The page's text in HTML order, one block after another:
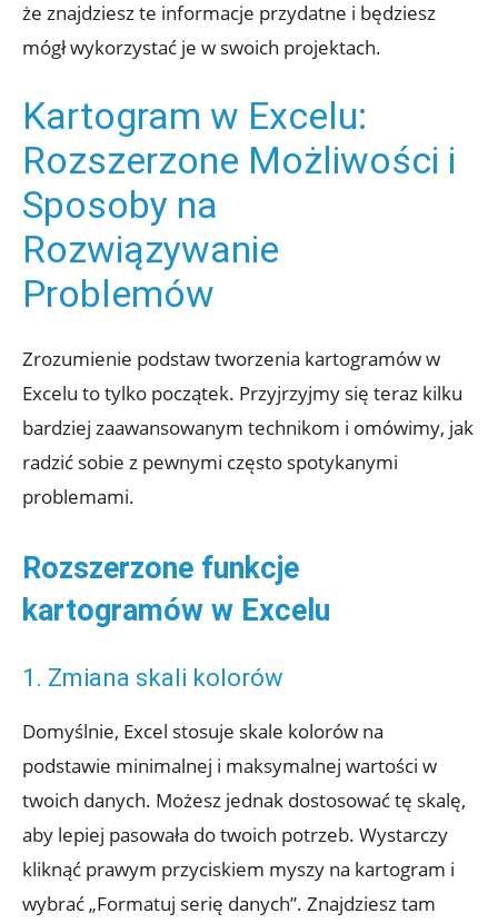
że znajdziesz te informacje przydatne i będziesz
mógł wykorzystać je w swoich projektach.
Kartogram w Excelu:
Rozszerzone Możliwości i
Sposoby na
Rozwiązywanie
Problemów
Zrozumienie podstaw tworzenia kartogramów w
Excelu to tylko początek. Przyjrzyjmy się teraz kilku
bardziej zaawansowanym technikom i omówimy, jak
radzić sobie z pewnymi często spotykanymi
problemami.
Rozszerzone funkcje
kartogramów w Excelu
1. Zmiana skali kolorów
Domyślnie, Excel stosuje skale kolorów na
podstawie minimalnej i maksymalnej wartości w
twoich danych. Możesz jednak dostosować tę skalę,
aby lepiej pasowała do twoich potrzeb. Wystarczy
kliknąć prawym przyciskiem myszy na kartogram i
wybrać „Formatuj serię danych”. Znajdziesz tam